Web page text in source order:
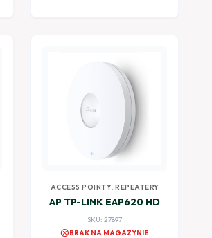
ACCESS POINTY, REPEATERY
AP TP-LINK EAP620 HD
SKU: 27897
cancelBRAK NA MAGAZYNIE